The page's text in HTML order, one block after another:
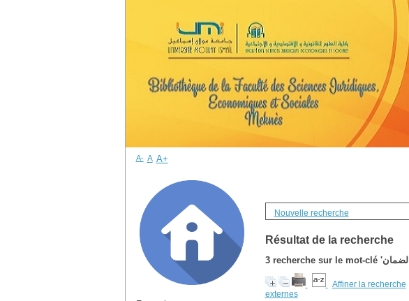
Nouvelle recherche
Résultat de la recherche
3recherche sur le mot-clé
Affiner la recherche
externes
A- A A+